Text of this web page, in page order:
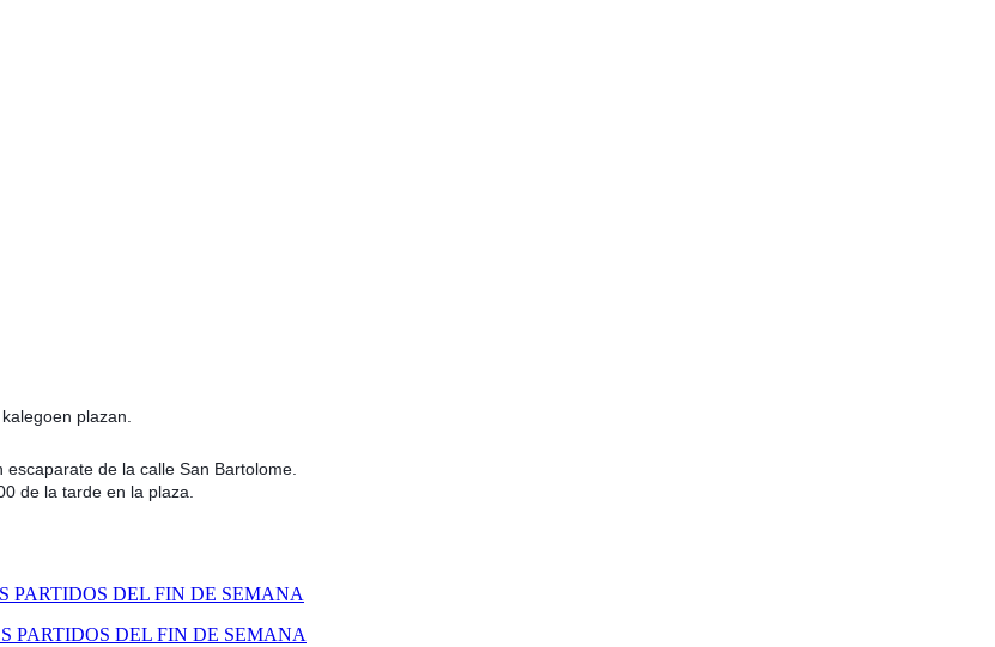
plazan.
de la calle San Bartolome.
de la tarde en la plaza.
PARTIDOS DEL FIN DE SEMANA
PARTIDOS DEL FIN DE SEMANA